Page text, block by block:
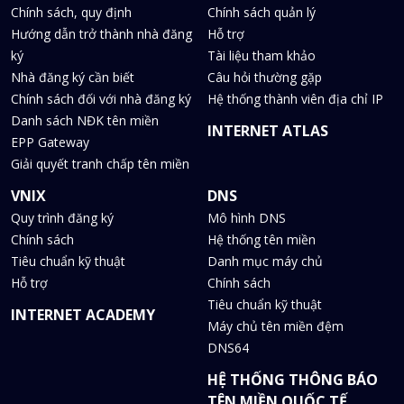
Chính sách, quy định
Hướng dẫn trở thành nhà đăng
ký
Nhà đăng ký cần biết
Chính sách đối với nhà đăng ký
Danh sách NĐK tên miền
EPP Gateway
Giải quyết tranh chấp tên miền
Chính sách quản lý
Hỗ trợ
Tài liệu tham khảo
Câu hỏi thường gặp
Hệ thống thành viên địa chỉ IP
INTERNET ATLAS
VNIX
Quy trình đăng ký
Chính sách
Tiêu chuẩn kỹ thuật
Hỗ trợ
INTERNET ACADEMY
DNS
Mô hình DNS
Hệ thống tên miền
Danh mục máy chủ
Chính sách
Tiêu chuẩn kỹ thuật
Máy chủ tên miền đệm
DNS64
HỆ THỐNG THÔNG BÁO